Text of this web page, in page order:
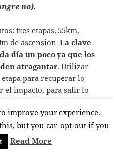
no).
tres etapas, 55km,
de ascensión.La clave
día un poco ya que los
atragantar. Utilizar
etapa para recuperar lo
el impacto, para salir lo
días, el tópico de que
y descansar alcanza una
improve your experience.
but you can opt-out if you
Read More